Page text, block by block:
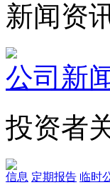
新闻资
公司新
投资者
信息 定期报告 临时